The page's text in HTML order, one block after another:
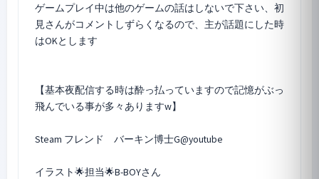
ゲームプレイ中は他のゲームの話はしないで下さい、初
見さんがコメントしずらくなるので、主が話題にした時
はOKとします
【基本夜配信する時は酔っ払っていますので記憶がぶっ
飛んでいる事が多々ありますw】
Steam フレンド バーキン博士G@youtube
イラスト🌟担当🌟B-BOYさん